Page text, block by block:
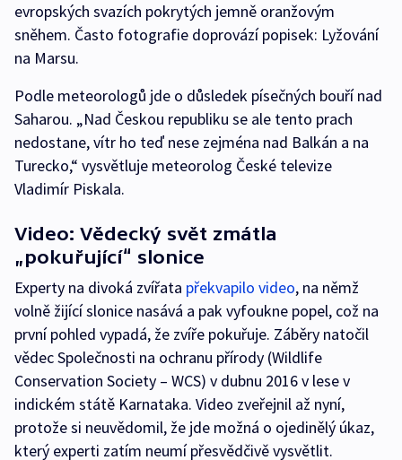
evropských svazích pokrytých jemně oranžovým
sněhem. Často fotografie doprovází popisek: Lyžování
na Marsu.
Podle meteorologů jde o důsledek písečných bouří nad
Saharou. „Nad Českou republiku se ale tento prach
nedostane, vítr ho teď nese zejména nad Balkán a na
Turecko,“ vysvětluje meteorolog České televize
Vladimír Piskala.
Video: Vědecký svět zmátla
„pokuřující“ slonice
Experty na divoká zvířata překvapilo video, na němž
volně žijící slonice nasává a pak vyfoukne popel, což na
první pohled vypadá, že zvíře pokuřuje. Záběry natočil
vědec Společnosti na ochranu přírody (Wildlife
Conservation Society – WCS) v dubnu 2016 v lese v
indickém státě Karnataka. Video zveřejnil až nyní,
protože si neuvědomil, že jde možná o ojedinělý úkaz,
který experti zatím neumí přesvědčivě vysvětlit.